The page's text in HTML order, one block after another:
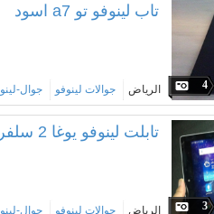
4
تاب لينوفو تو a7 اسود
الرياض جوالات لينوفو جوال-
3
تابلت لينوفو يوغا 2 سلفر 8 قيقا
الرياض جوالات لينوفو جوال-